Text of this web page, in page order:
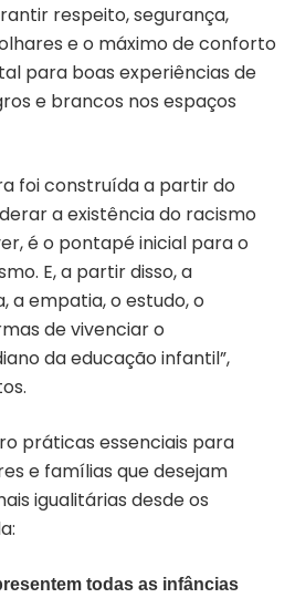
respeito, segurança,
e o máximo de conforto
para boas experiências de
e brancos nos espaços
foi construída a partir do
a existência do racismo
é o pontapé inicial para o
E, a partir disso, a
a empatia, o estudo, o
de vivenciar o
da educação infantil”,
práticas essenciais para
e famílias que desejam
igualitárias desde os
todas as infâncias